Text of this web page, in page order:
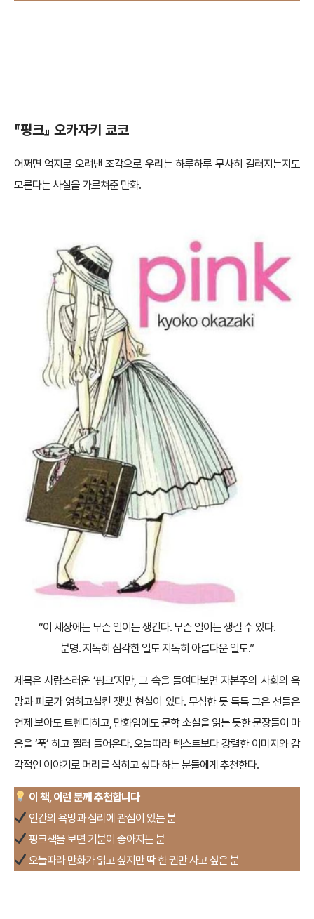
『핑크』 오카자키 쿄코
어쩌면 억지로 오려낸 조각으로 우리는 하루하루 무사히 길러지는지도
모른다는 사실을 가르쳐준 만화.
“이 세상에는 무슨 일이든 생긴다. 무슨 일이든 생길 수 있다.
분명. 지독히 심각한 일도 지독히 아름다운 일도.”
제목은 사랑스러운 ‘핑크’지만, 그 속을 들여다보면 자본주의 사회의 욕
망과 피로가 얽히고설킨 잿빛 현실이 있다. 무심한 듯 툭툭 그은 선들은
언제 보아도 트렌디하고, 만화임에도 문학 소설을 읽는 듯한 문장들이 마
음을 ‘푹’ 하고 찔러 들어온다. 오늘따라 텍스트보다 강렬한 이미지와 감
각적인 이야기로 머리를 식히고 싶다 하는 분들에게 추천한다.
이 책, 이런 분께 추천합니다
인간의 욕망과 심리에 관심이 있는 분
핑크색을 보면 기분이 좋아지는 분
오늘따라 만화가 읽고 싶지만 딱 한 권만 사고 싶은 분